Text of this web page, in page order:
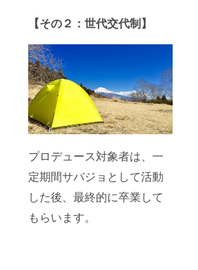
【その２：世代交代制】
プロデュース対象者は、一
定期間サバジョとして活動
した後、最終的に卒業して
もらいます。